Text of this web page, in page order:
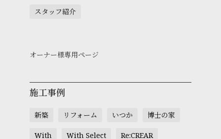
スタッフ紹介
オーナー様専用ページ
施工事例
新築 リフォーム いつか 博士の家
With With Select Re:CREAR